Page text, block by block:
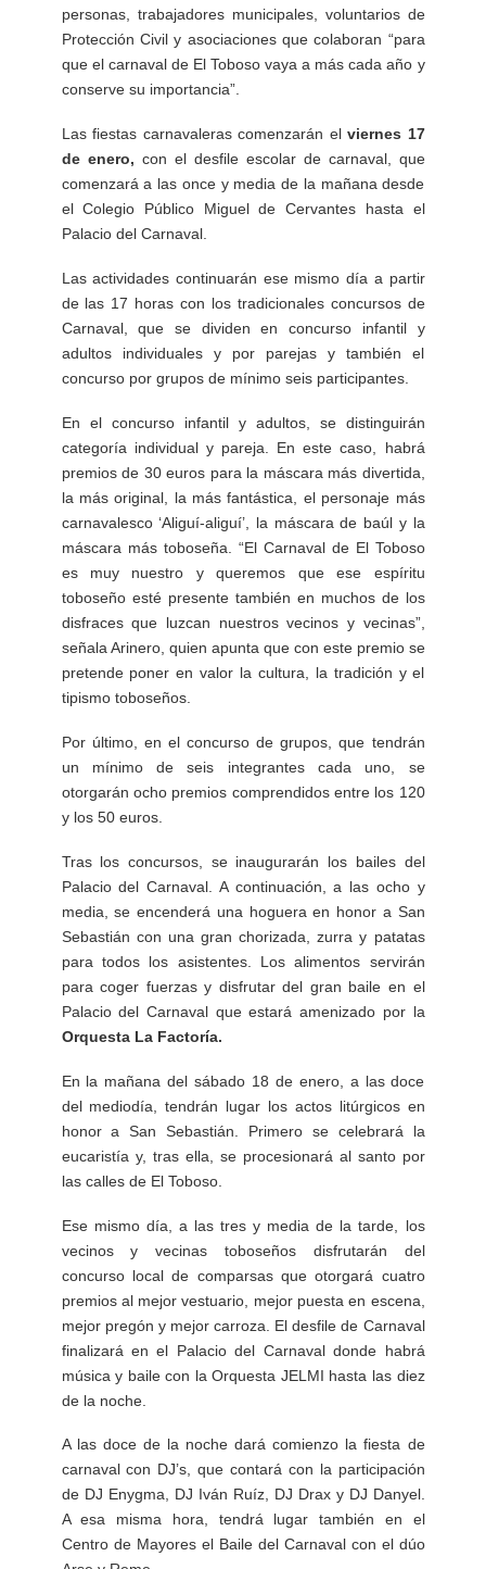
personas, trabajadores municipales, voluntarios de
Protección Civil y asociaciones que colaboran “para
que el carnaval de El Toboso vaya a más cada año y
conserve su importancia”.
Las fiestas carnavaleras comenzarán elviernes 17
de enero, con el desfile escolar de carnaval, que
comenzará a las once y media de la mañana desde
el Colegio Público Miguel de Cervantes hasta el
Palacio del Carnaval.
Las actividades continuarán ese mismo día a partir
de las 17 horas con los tradicionales concursos de
Carnaval, que se dividen en concurso infantil y
adultos individuales y por parejas y también el
concurso por grupos de mínimo seis participantes.
En el concurso infantil y adultos, se distinguirán
categoría individual y pareja. En este caso, habrá
premios de 30 euros para la máscara más divertida,
la más original, la más fantástica, el personaje más
carnavalesco ‘Aliguí-aliguí’, la máscara de baúl y la
máscara más toboseña. “El Carnaval de El Toboso
es muy nuestro y queremos que ese espíritu
toboseño esté presente también en muchos de los
disfraces que luzcan nuestros vecinos y vecinas”,
señala Arinero, quien apunta que con este premio se
pretende poner en valor la cultura, la tradición y el
tipismo toboseños.
Por último, en el concurso de grupos, que tendrán
un mínimo de seis integrantes cada uno, se
otorgarán ocho premios comprendidos entre los 120
y los 50 euros.
Tras los concursos, se inaugurarán los bailes del
Palacio del Carnaval. A continuación, a las ocho y
media, se encenderá una hoguera en honor a San
Sebastián con una gran chorizada, zurra y patatas
para todos los asistentes. Los alimentos servirán
para coger fuerzas y disfrutar del gran baile en el
Palacio del Carnaval que estará amenizado por la
Orquesta La Factoría.
En la mañana del sábado 18 de enero, a las doce
del mediodía, tendrán lugar los actos litúrgicos en
honor a San Sebastián. Primero se celebrará la
eucaristía y, tras ella, se procesionará al santo por
las calles de El Toboso.
Ese mismo día, a las tres y media de la tarde, los
vecinos y vecinas toboseños disfrutarán del
concurso local de comparsas que otorgará cuatro
premios al mejor vestuario, mejor puesta en escena,
mejor pregón y mejor carroza. El desfile de Carnaval
finalizará en el Palacio del Carnaval donde habrá
música y baile con la Orquesta JELMI hasta las diez
de la noche.
A las doce de la noche dará comienzo la fiesta de
carnaval con DJ’s, que contará con la participación
de DJ Enygma, DJ Iván Ruíz, DJ Drax y DJ Danyel.
A esa misma hora, tendrá lugar también en el
Centro de Mayores el Baile del Carnaval con el dúo